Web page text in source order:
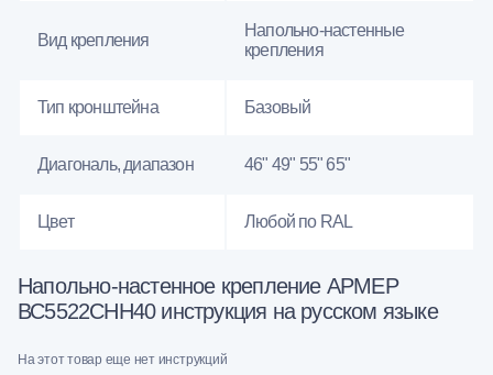
Вид крепления
Напольно-настенные
крепления
Тип кронштейна Базовый
Диагональ, диапазон 46" 49" 55" 65"
Цвет Любой по RAL
Напольно-настенное крепление АРМЕР
ВС5522СНН40 инструкция на русском языке
На этот товар еще нет инструкций